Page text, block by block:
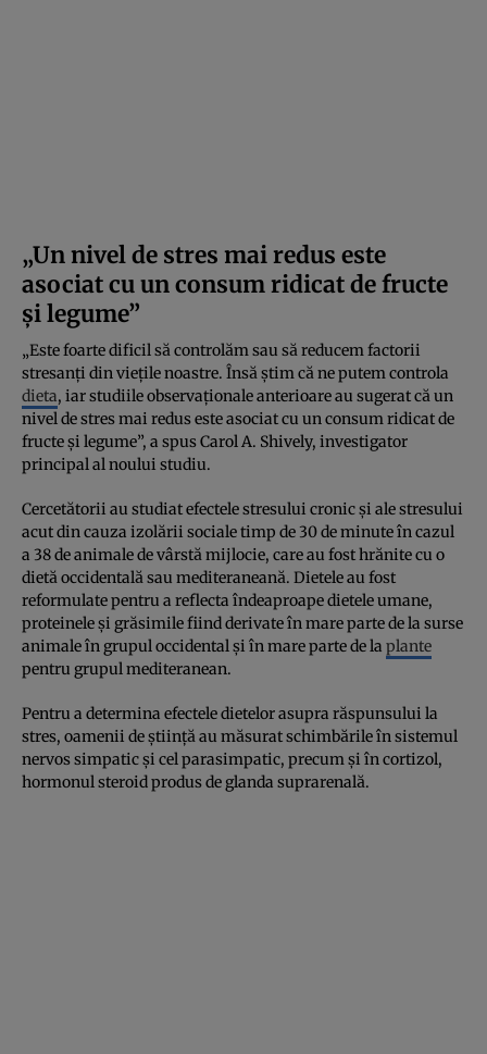
„Un nivel de stres mai redus este
asociat cu un consum ridicat de fructe
și legume”
„Este foarte dificil să controlăm sau să reducem factorii
stresanți din viețile noastre. Însă știm că ne putem controla
dieta, iar studiile observaționale anterioare au sugerat că un
nivel de stres mai redus este asociat cu un consum ridicat de
fructe și legume”, a spus Carol A. Shively, investigator
principal al noului studiu.
Cercetătorii au studiat efectele stresului cronic și ale stresului
acut din cauza izolării sociale timp de 30 de minute în cazul
a 38 de animale de vârstă mijlocie, care au fost hrănite cu o
dietă occidentală sau mediteraneană. Dietele au fost
reformulate pentru a reflecta îndeaproape dietele umane,
proteinele și grăsimile fiind derivate în mare parte de la surse
animale în grupul occidental și în mare parte de la plante
pentru grupul mediteranean.
Pentru a determina efectele dietelor asupra răspunsului la
stres, oamenii de știință au măsurat schimbările în sistemul
nervos simpatic și cel parasimpatic, precum și în cortizol,
hormonul steroid produs de glanda suprarenală.